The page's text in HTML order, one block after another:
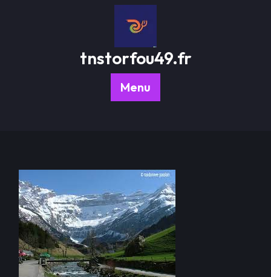
tnstorfou49.fr
Menu